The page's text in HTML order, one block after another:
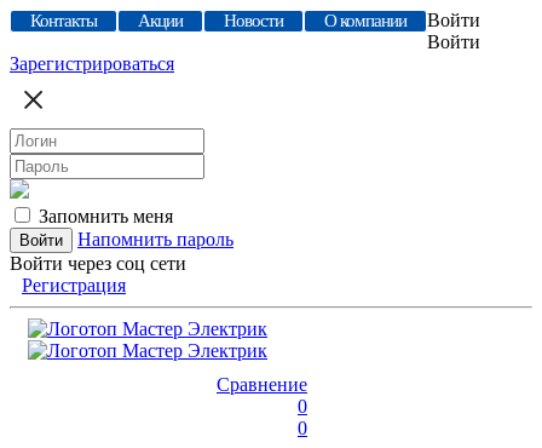
Контакты Акции Новости О компании
Войти
Войти
Зарегистрироваться
Запомнить меня
Напомнить пароль
Войти через соц сети
Регистрация
Сравнение
0
0